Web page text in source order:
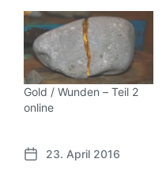
Gold / Wunden – Teil 2
online
V
23. April 2016